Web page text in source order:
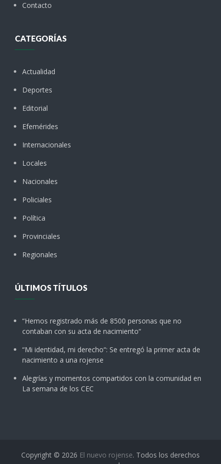
Contacto
CATEGORÍAS
Actualidad
Deportes
Editorial
Efemérides
Internacionales
Locales
Nacionales
Policiales
Política
Provinciales
Regionales
ÚLTIMOS TÍTULOS
“Hemos registrado más de 8500 personas que no
contaban con su acta de nacimiento“
“Mi identidad, mi derecho“: Se entregó la primer acta de
nacimiento a una rojense
Alegrías y momentos compartidos con la comunidad en
La semana de los CEC
Copyright © 2026 El nuevo rojense. Todos los derechos